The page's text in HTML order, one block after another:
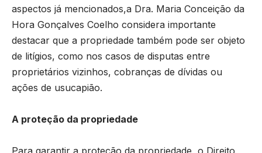
aspectos já mencionados,a Dra. Maria Conceição da
Hora Gonçalves Coelho considera importante
destacar que a propriedade também pode ser objeto
de litígios, como nos casos de disputas entre
proprietários vizinhos, cobranças de dívidas ou
ações de usucapião.
A proteção da propriedade